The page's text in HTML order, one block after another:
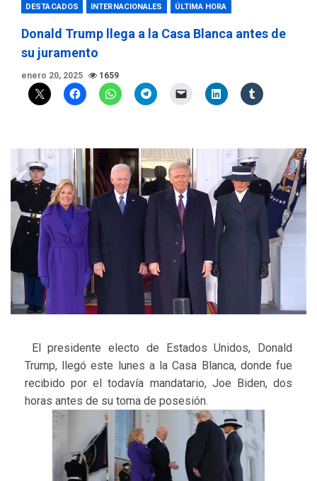
DESTACADOS INTERNACIONALES ÚLTIMA HORA
Donald Trump llega a la Casa Blanca antes de
su juramento
enero 20, 2025 1659
El presidente electo de Estados Unidos, Donald
Trump, llegó este lunes a la Casa Blanca, donde fue
recibido por el todavía mandatario, Joe Biden, dos
horas antes de su toma de posesión.